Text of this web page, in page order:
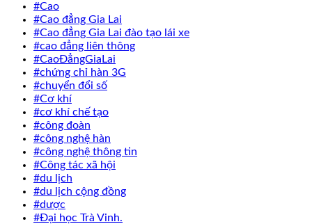
#Cao
#Cao đẳng Gia Lai
#Cao đẳng Gia Lai đào tạo lái xe
#cao đẳng liên thông
#CaoĐẳngGiaLai
#chứng chỉ hàn 3G
#chuyển đổi số
#Cơ khí
#cơ khí chế tạo
#công đoàn
#công nghệ hàn
#công nghệ thông tin
#Công tác xã hội
#du lịch
#du lịch cộng đồng
#dược
#Đại học Trà Vinh.